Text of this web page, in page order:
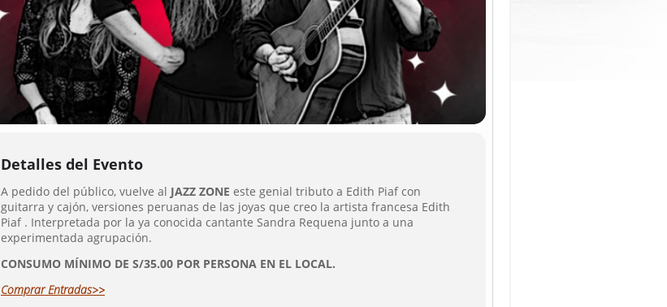
Detalles del Evento
A pedido del público, vuelve al JAZZ ZONE este genial tributo a Edith Piaf con
guitarra y cajón, versiones peruanas de las joyas que creo la artista francesa Edith
Piaf . Interpretada por la ya conocida cantante Sandra Requena junto a una
experimentada agrupación.
CONSUMO MÍNIMO DE S/35.00 POR PERSONA EN EL LOCAL.
Comprar Entradas>>